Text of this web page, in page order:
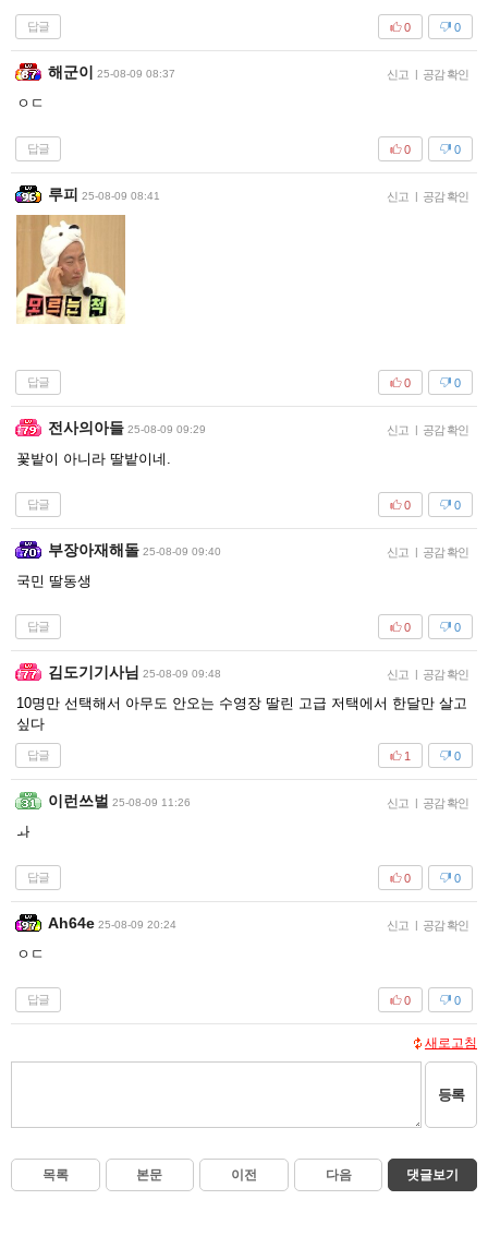
답글 0
0
해군이 25-08-09 08:37 신고 | 공감 확인
ㅇㄷ
답글 0
0
루피 25-08-09 08:41 신고 | 공감 확인
답글 0
0
전사의아들 25-08-09 09:29 신고 | 공감 확인
꽃밭이 아니라 딸밭이네.
답글 0
0
부장아재해돌 25-08-09 09:40 신고 | 공감 확인
국민 딸동생
답글 0
0
김도기기사님 25-08-09 09:48 신고 | 공감 확인
10명만 선택해서 아무도 안오는 수영장 딸린 고급 저택에서 한달만 살고
싶다
답글 0
1
이런쓰벌 25-08-09 11:26 신고 | 공감 확인
ㅘ
답글 0
0
Ah64e 25-08-09 20:24 신고 | 공감 확인
ㅇㄷ
답글 0
0
새로고침
등록
목록 본문 이전 다음 댓글보기